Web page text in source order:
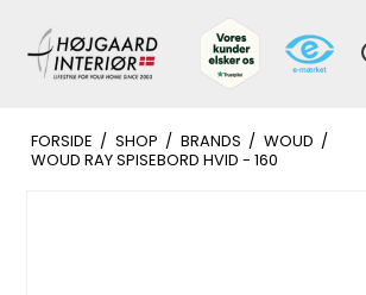
FORSIDE / SHOP / BRANDS / WOUD /
WOUD RAY SPISEBORD HVID - 160